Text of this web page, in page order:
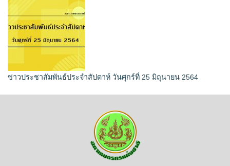
ข่าวประชาสัมพันธ์ประจำสัปดาห์ วันศุกร์ที่ 25 มิถุนายน 2564